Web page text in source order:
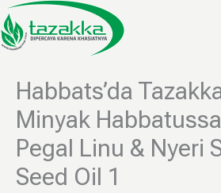
Lewati
ke
konten
Habbats’da
Minyak
Pegal Linu & Nyeri
Seed Oil 1